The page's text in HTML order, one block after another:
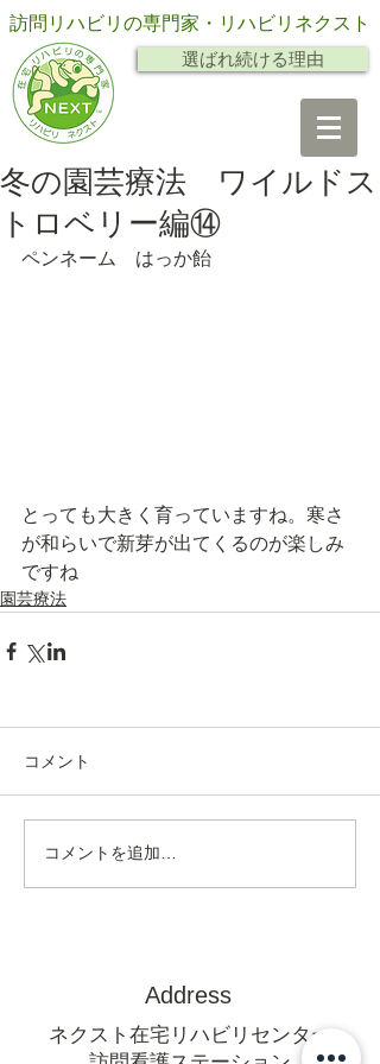
選ばれ続ける理由
訪問リハビリの専門家・リハビリネクスト
冬の園芸療法 ワイルドス
トロベリー編⑭
ペンネーム　はっか飴
とっても大きく育っていますね。寒さ
が和らいで新芽が出てくるのが楽しみ
ですね
園芸療法
コメント
コメントを追加…
Address
ネクスト在宅リハビリセンター